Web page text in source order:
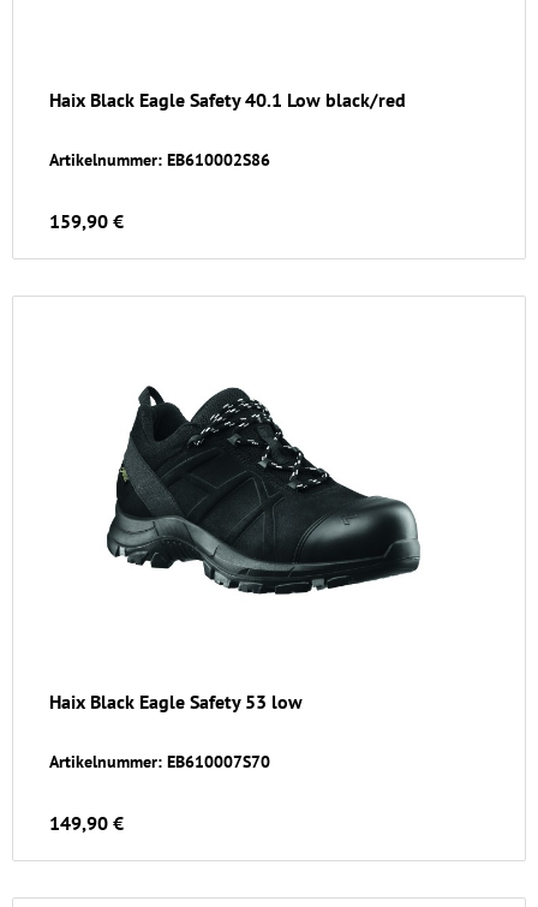
Haix Black Eagle Safety 40.1 Low black/red
Artikelnummer: EB610002S86
159,90 €
Haix Black Eagle Safety 53 low
Artikelnummer: EB610007S70
149,90 €